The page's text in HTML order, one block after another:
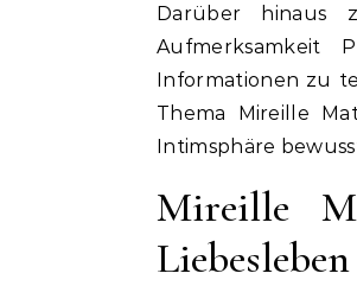
Darüber hinaus
Aufmerksamkeit
Informationen zu
Thema Mireille
Intimsphäre
Mireille